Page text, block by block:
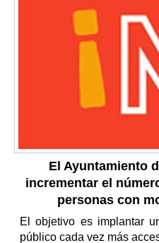
El Ayuntamiento
incrementar el
personas con
El objetivo es implantar
público cada vez más